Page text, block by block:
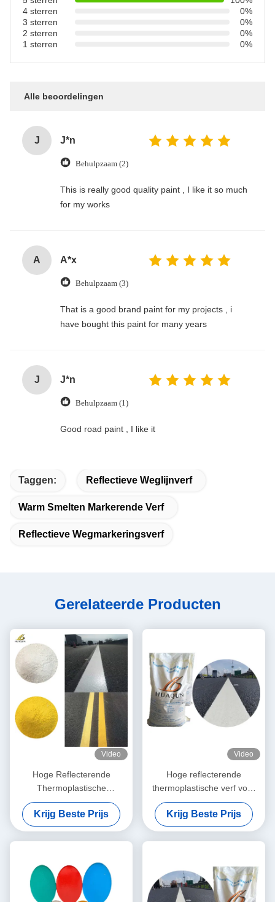
4 sterren
0%
3 sterren
0%
2 sterren
0%
1 sterren
0%
Alle beoordelingen
J J*n
Behulpzaam (2)
This is really good quality paint , I like it so much
for my works
A A*x
Behulpzaam (3)
That is a good brand paint for my projects , i
have bought this paint for many years
J J*n
Behulpzaam (1)
Good road paint , I like it
Taggen: Reflectieve Weglijnverf
Warm Smelten Markerende Verf
Reflectieve Wegmarkeringsverf
Gerelateerde Producten
Video
Hoge Reflecterende
Thermoplastische
Wegenverf met Snelle
Droging en Aanpasbare
Kleuren
Krijg Beste Prijs
Video
Hoge reflecterende
thermoplastische verf voor
duurzame en
weerbestendige
wegmarkering
Krijg Beste Prijs